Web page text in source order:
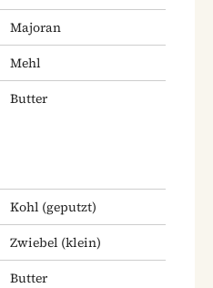
Majoran
Mehl
Butter
Kohl (geputzt)
Zwiebel (klein)
Butter